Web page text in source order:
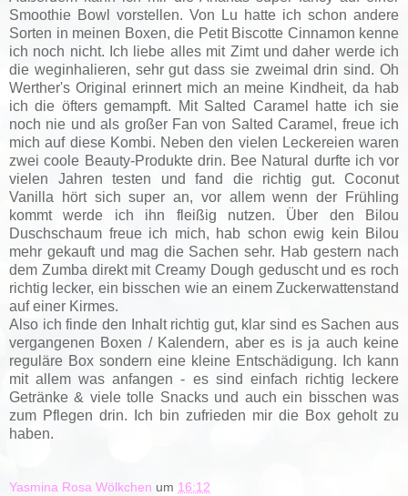
Smoothie Bowl vorstellen. Von Lu hatte ich schon andere
Sorten in meinen Boxen, die Petit Biscotte Cinnamon kenne
ich noch nicht. Ich liebe alles mit Zimt und daher werde ich
die weginhalieren, sehr gut dass sie zweimal drin sind. Oh
Werther's Original erinnert mich an meine Kindheit, da hab
ich die öfters gemampft. Mit Salted Caramel hatte ich sie
noch nie und als großer Fan von Salted Caramel, freue ich
mich auf diese Kombi. Neben den vielen Leckereien waren
zwei coole Beauty-Produkte drin. Bee Natural durfte ich vor
vielen Jahren testen und fand die richtig gut. Coconut
Vanilla hört sich super an, vor allem wenn der Frühling
kommt werde ich ihn fleißig nutzen. Über den Bilou
Duschschaum freue ich mich, hab schon ewig kein Bilou
mehr gekauft und mag die Sachen sehr. Hab gestern nach
dem Zumba direkt mit Creamy Dough geduscht und es roch
richtig lecker, ein bisschen wie an einem Zuckerwattenstand
auf einer Kirmes.
Also ich finde den Inhalt richtig gut, klar sind es Sachen aus
vergangenen Boxen / Kalendern, aber es is ja auch keine
reguläre Box sondern eine kleine Entschädigung. Ich kann
mit allem was anfangen - es sind einfach richtig leckere
Getränke & viele tolle Snacks und auch ein bisschen was
zum Pflegen drin. Ich bin zufrieden mir die Box geholt zu
haben.
Yasmina Rosa Wölkchen um 16:12